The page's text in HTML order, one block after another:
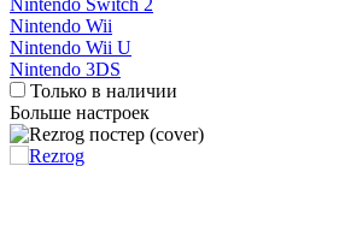
Nintendo Switch 2
Nintendo Wii
Nintendo Wii U
Nintendo 3DS
Только в наличии
Больше настроек